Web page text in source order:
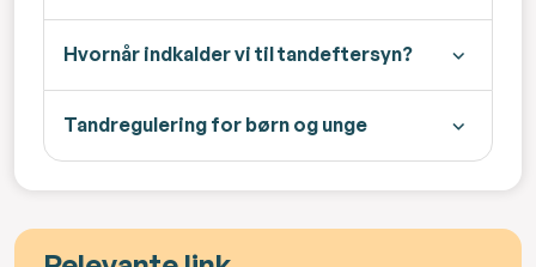
Hvornår indkalder vi til tandeftersyn?
Tandregulering for børn og unge